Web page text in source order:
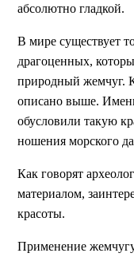
абсолютно гладкой.
В мире существует
драгоценных,
природный жемчуг.
описано выше.
обусловили такую
ношения морского
Как говорят
материалом,
красоты.
Применение